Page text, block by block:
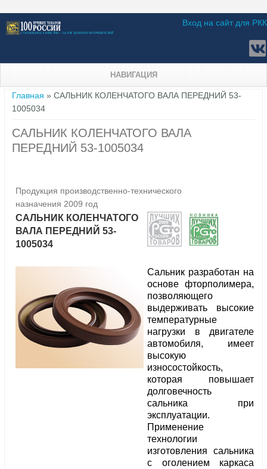
Вход на сайт для РКК
НАВИГАЦИЯ
Вы здесь
Главная » САЛЬНИК КОЛЕНЧАТОГО ВАЛА ПЕРЕДНИЙ 53-
1005034
САЛЬНИК КОЛЕНЧАТОГО ВАЛА
ПЕРЕДНИЙ 53-1005034
Продукция производственно-технического
назначения 2009 год
САЛЬНИК КОЛЕНЧАТОГО
ВАЛА ПЕРЕДНИЙ 53-
1005034
Сальник разработан на
основе фторполимера,
позволяющего
выдерживать высокие
температурные
нагрузки в двигателе
автомобиля, имеет
высокую
износостойкость,
которая повышает
долговечность
сальника при
эксплуатации.
Применение
технологии
изготовления сальника
с оголением каркаса